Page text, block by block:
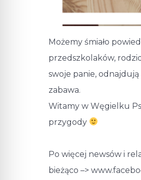
Możemy śmiało
przedszkolaków,
swoje panie,
zabawa.
Witamy w Węgielku
przygody
Po więcej newsów i
bieżąco –>